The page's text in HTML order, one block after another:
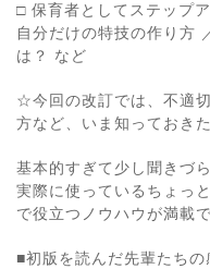
□ 保育者としてステップ
自分だけの特技の作り方
は？ など
☆今回の改訂では、不適
方など、いま知っておき
基本的すぎて少し聞きづ
実際に使っているちょっ
で役立つノウハウが満載で
■初版を読んだ先輩たちの